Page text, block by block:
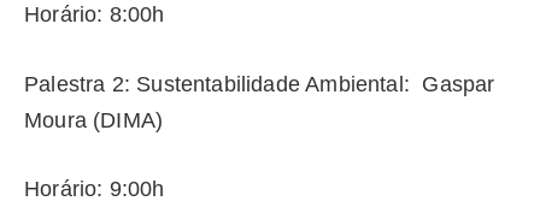
Horário: 8:00h
Palestra 2: Sustentabilidade Ambiental: Gaspar
Moura (DIMA)
Horário: 9:00h